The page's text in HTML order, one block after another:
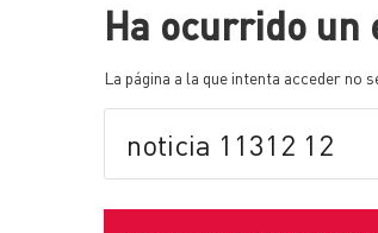
Ha ocurrido un
La página a la que intenta acceder no